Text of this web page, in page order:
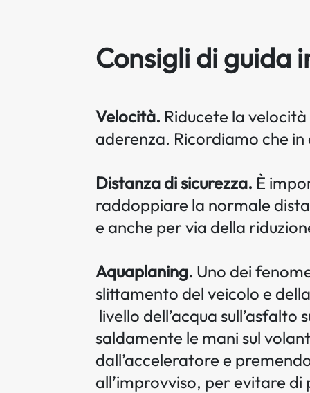
Consigli di guida
Velocità. Riducete la
aderenza. Ricordiamo che
Distanza di sicurezza. È
raddoppiare la normale
e anche per via della
Aquaplaning. Uno dei
slittamento del veicolo e
livello dell’acqua
saldamente le mani sul
dall’acceleratore e
all’improvviso, per evitare